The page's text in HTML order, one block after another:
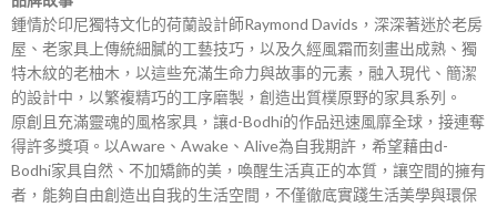
鍾情於印尼獨特文化的荷蘭設計師Raymond Davids，深深著迷於老房
屋、老家具上傳統細膩的工藝技巧，以及久經風霜而刻畫出成熟、獨
特木紋的老柚木，以這些充滿生命力與故事的元素，融入現代、簡潔
的設計中，以繁複精巧的工序磨製，創造出質樸原野的家具系列。
原創且充滿靈魂的風格家具，讓d-Bodhi的作品迅速風靡全球，接連奪
得許多獎項。以Aware、Awake、Alive為自我期許，希望藉由d-
Bodhi家具自然、不加矯飾的美，喚醒生活真正的本質，讓空間的擁有
者，能夠自由創造出自我的生活空間，不僅徹底實踐生活美學與環保